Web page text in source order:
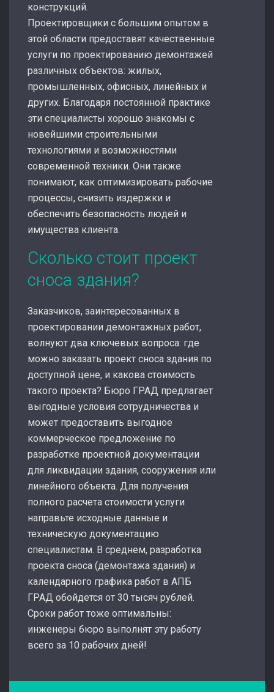
конструкций.
Проектировщики с большим опытом в
этой области предоставят качественные
услуги по проектированию демонтажей
различных объектов: жилых,
промышленных, офисных, линейных и
других. Благодаря постоянной практике
эти специалисты хорошо знакомы с
новейшими строительными
технологиями и возможностями
современной техники. Они также
понимают, как оптимизировать рабочие
процессы, снизить издержки и
обеспечить безопасность людей и
имущества клиента.
Сколько стоит проект
сноса здания?
Заказчиков, заинтересованных в
проектировании демонтажных работ,
волнуют два ключевых вопроса: где
можно заказать проект сноса здания по
доступной цене, и какова стоимость
такого проекта? Бюро ГРАД предлагает
выгодные условия сотрудничества и
может предоставить выгодное
коммерческое предложение по
разработке проектной документации
для ликвидации здания, сооружения или
линейного объекта. Для получения
полного расчета стоимости услуги
направьте исходные данные и
техническую документацию
специалистам. В среднем, разработка
проекта сноса (демонтажа здания) и
календарного графика работ в АПБ
ГРАД обойдется от 30 тысяч рублей.
Сроки работ тоже оптимальны:
инженеры бюро выполнят эту работу
всего за 10 рабочих дней!